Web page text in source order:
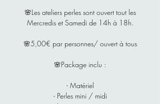
🌸Les ateliers perles sont ouvert tout les
Mercredis et Samedi de 14h à 18h.
🌸5,00€ par personnes/ ouvert à tous
🌸Package inclu :
- Matériel
- Perles mini / midi